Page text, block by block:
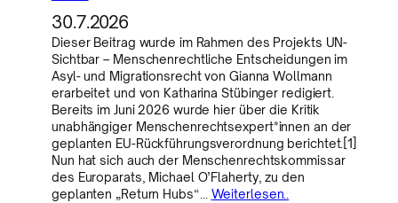
30.7.2026
Dieser Beitrag wurde im Rahmen des Projekts UN-
Sichtbar – Menschenrechtliche Entscheidungen im
Asyl- und Migrationsrecht von Gianna Wollmann
erarbeitet und von Katharina Stübinger redigiert.
Bereits im Juni 2026 wurde hier über die Kritik
unabhängiger Menschenrechtsexpert*innen an der
geplanten EU-Rückführungsverordnung berichtet.[1]
Nun hat sich auch der Menschenrechtskommissar
des Europarats, Michael O’Flaherty, zu den
geplanten „Return Hubs“… Weiterlesen..